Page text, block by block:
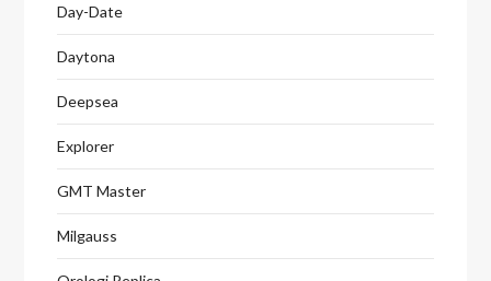
Day-Date
Daytona
Deepsea
Explorer
GMT Master
Milgauss